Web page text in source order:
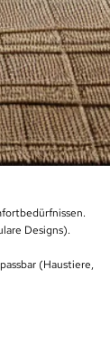
Designs).
(Haustiere,